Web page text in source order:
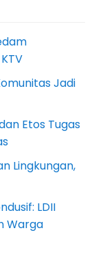
Jadi
Etos Tugas
Lingkungan,
LDII
Warga